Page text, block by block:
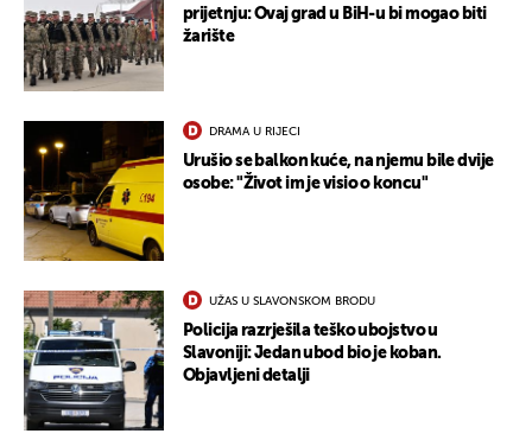
prijetnju: Ovaj grad u BiH-u bi mogao biti
žarište
DRAMA U RIJECI
Urušio se balkon kuće, na njemu bile dvije
osobe: "Život im je visio o koncu"
UŽAS U SLAVONSKOM BRODU
Policija razrješila teško ubojstvo u
Slavoniji: Jedan ubod bio je koban.
Objavljeni detalji